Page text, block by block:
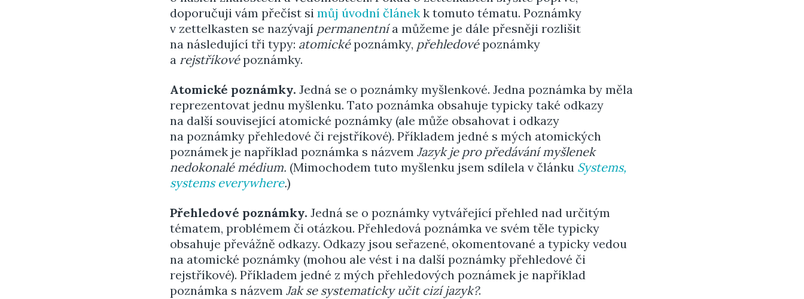
doporučuji vám přečíst si můj úvodní článek k tomuto tématu. Poznámky
v zettelkasten se nazývají permanentnía můžeme je dále přesněji rozlišit
na následující tři typy: atomicképoznámky, přehledovépoznámky
a rejstříkovépoznámky.
Atomické poznámky. Jedná se o poznámky myšlenkové. Jedna poznámka by měla
reprezentovat jednu myšlenku. Tato poznámka obsahuje typicky také odkazy
na další související atomické poznámky (ale může obsahovat i odkazy
na poznámky přehledové či rejstříkové). Příkladem jedné s mých atomických
poznámek je například poznámka s názvem Jazyk je pro předávání myšlenek
nedokonalé médium. (Mimochodem tuto myšlenku jsem sdílela v článku Systems,
systems everywhere.)
Přehledové poznámky. Jedná se o poznámky vytvářející přehled nad určitým
tématem, problémem či otázkou. Přehledová poznámka ve svém těle typicky
obsahuje převážně odkazy. Odkazy jsou seřazené, okomentované a typicky vedou
na atomické poznámky (mohou ale vést i na další poznámky přehledové či
rejstříkové). Příkladem jedné z mých přehledových poznámek je například
poznámka s názvem Jak se systematicky učit cizí jazyk?.